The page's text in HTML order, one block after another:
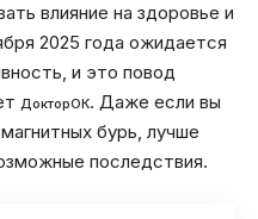
влияние на здоровье и
2025 года ожидается
и это повод
ДокторОК. Даже если вы
бурь, лучше
последствия.